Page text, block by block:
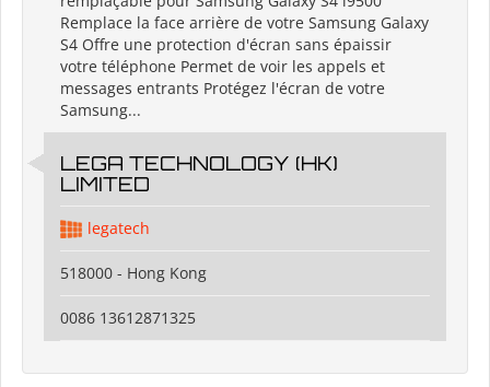
Remplace la face arrière de votre Samsung Galaxy
S4 Offre une protection d'écran sans épaissir
votre téléphone Permet de voir les appels et
messages entrants Protégez l'écran de votre
Samsung...
LEGA TECHNOLOGY (HK)
LIMITED
legatech
518000 - Hong Kong
0086 13612871325